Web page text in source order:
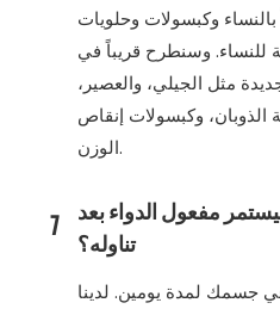
وكبسولات وحلويات
للنساء. وسنطرح قريباً في
مثل الجيلي، والعصير،
الذوبان، وكبسولات إنقاص
الوزن.
7
مفعول الدواء بعد
تناوله؟
جسمك لمدة يومين. لدينا